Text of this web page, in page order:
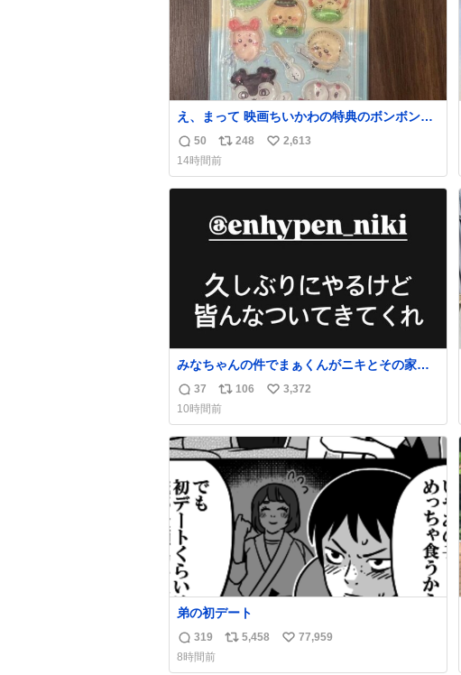
え、まって 映画ちいかわの特典のボンボンド
ロップシール もうメルカリにでてるやん #ち
いかわ
返
信
数
50
リ
ポ
ス
数
248
い
ね
2,613
14時間前
みなちゃんの件でまぁくんがニキとその家族
を脅してるけど絶対間違えてる。 悪いのは誹
謗中傷した人達でしょ。こんなのみなちゃん
望んでないし曲がった正義すぎる
返
信
数
37
リ
ポ
ス
ト
数
106
い
ね
数
3,372
10時間前
弟の初デート
返
信
319
リ
5,458
い
77,959
8時間前